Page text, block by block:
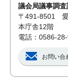
議会局議事調査
〒491-8501
本庁舎12階
電話：0586-
お問い合